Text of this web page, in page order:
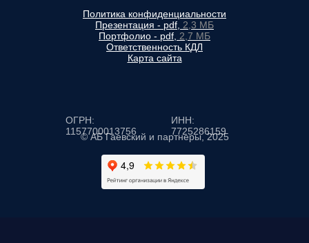
© АБ Гаевский и партнеры, 2025
ИНН:
7725286159
Политика конфиденциальности
Презентация - pdf, 2,3 МБ
Портфолио - pdf, 2,7 МБ
Ответственность КДЛ
Карта сайта
ОГРН:
1157700013756